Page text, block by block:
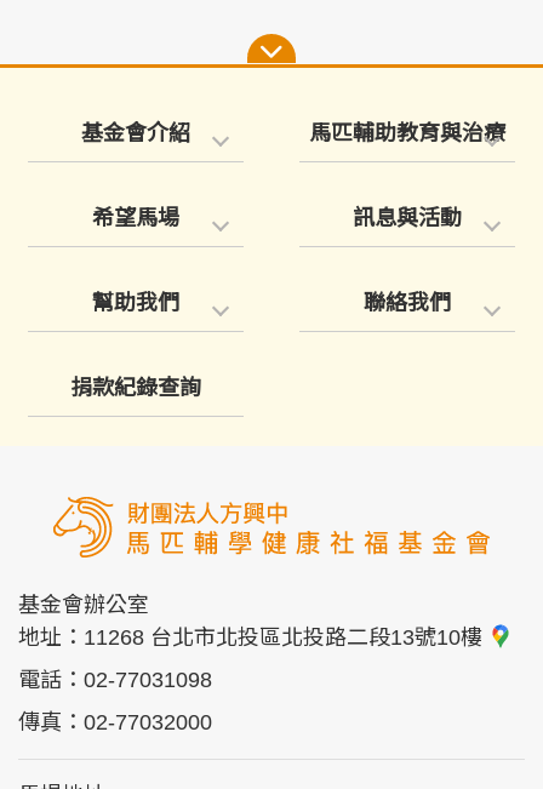
基金會介紹 馬匹輔助教育與治療
希望馬場 訊息與活動
幫助我們 聯絡我們
捐款紀錄查詢
基金會辦公室
地址： 11268 台北市北投區北投路二段13號10樓
電話： 02-77031098
傳真： 02-77032000